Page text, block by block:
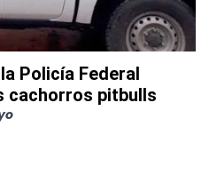
Policía Federal
cachorros pitbulls